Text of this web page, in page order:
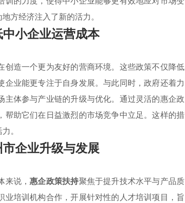
方经济注入了新的活力。
小企业运营成本
创造一个更为友好的营商环境。这些政策不仅降低
业能更专注于自身发展。与此同时，政府还着力
主体参与产业链的升级与优化。通过灵活的惠企政
助它们在日益激烈的市场竞争中立足。这样的措
。
企业升级与发展
来说，惠企政策扶持聚焦于提升技术水平与产品质
培训机构合作，开展针对性的人才培训项目，旨